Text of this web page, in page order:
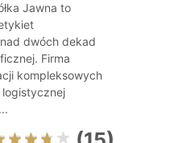
Jawna to
dwóch dekad
Firma
kompleksowych
logistycznej